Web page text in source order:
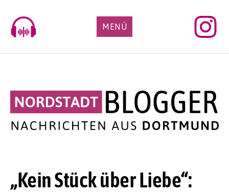
content
MENÜ
„Kein Stück über Liebe“: